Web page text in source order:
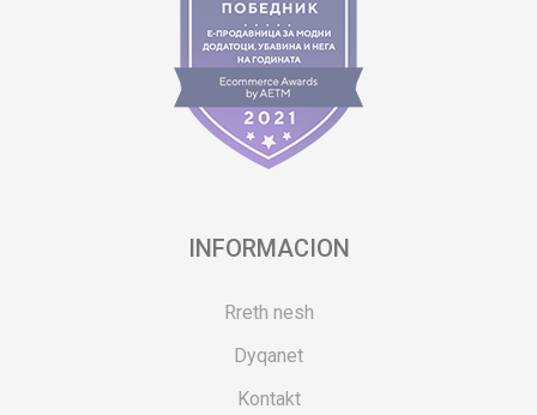
INFORMACION
Rreth nesh
Dyqanet
Kontakt